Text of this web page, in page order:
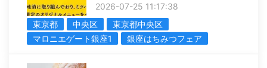
2026-07-25 11:17:38
東京都
中央区
東京都中央区
マロニエゲート銀座1
銀座はちみつフェア